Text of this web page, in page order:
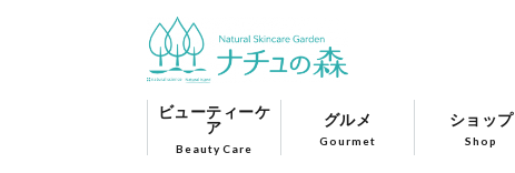
ビューティーケ
ア
Beauty Care
グルメ
Gourmet
ショップ
Shop